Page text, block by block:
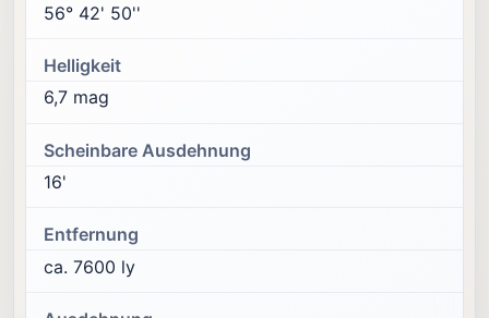
56° 42' 50''
Helligkeit
6,7 mag
Scheinbare Ausdehnung
16'
Entfernung
ca. 7600 ly